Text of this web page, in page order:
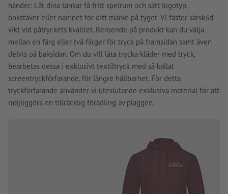
händer: Låt dina tankar få fritt spelrum och sätt logotyp,
bokstäver eller namnet för ditt märke på tyget. Vi fäster särskild
vikt vid påtryckets kvalitet. Beroende på produkt kan du välja
mellan en färg eller två färger för tryck på framsidan samt även
delvis på baksidan. Om du vill låta trycka kläder med tryck,
bearbetas dessa i exklusivt textiltryck med så kallat
screentryckförfarande, för längre hållbarhet. För detta
tryckförfarande använder vi uteslutande exklusiva material för att
möjliggöra en tillräcklig förädling av plaggen.